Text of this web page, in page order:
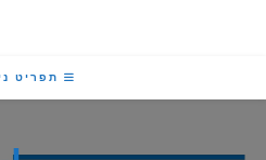
תפריט ניווט